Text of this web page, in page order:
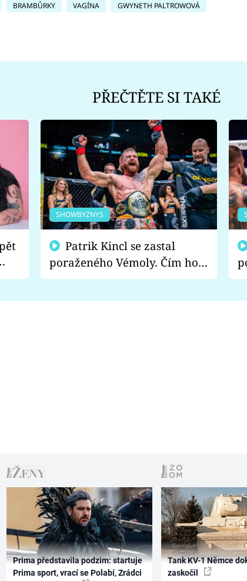
BRAMBŮRKY VAGÍNA
GWYNETH PALTROWOVÁ
PŘEČTĚTE SI TAKÉ
SHOWBYZNYS
poraženého Vémoly. Čím ho
fanoušci naštvali?
Prima představila podzim: startuje
Prima sport, vrací se Polabí, Zrádci
Tank KV-1 Němce
zaskočil